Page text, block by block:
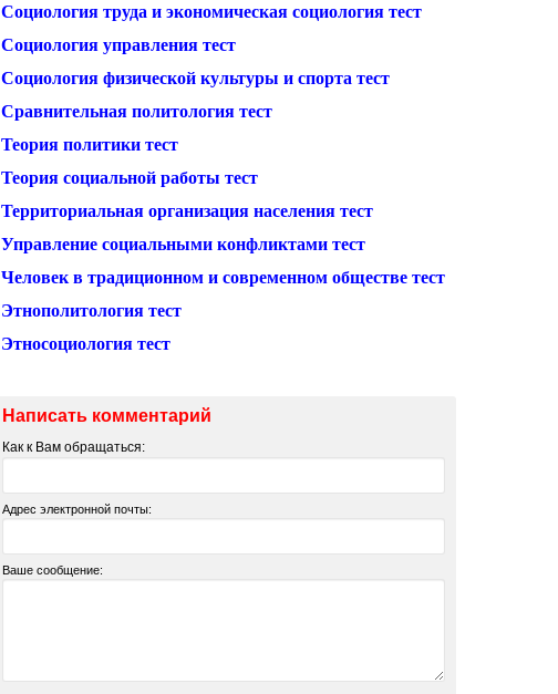
Социология труда и экономическая социология тест
Социология управления тест
Социология физической культуры и спорта тест
Сравнительная политология тест
Теория политики тест
Теория социальной работы тест
Территориальная организация населения тест
Управление социальными конфликтами тест
Человек в традиционном и современном обществе тест
Этнополитология тест
Этносоциология тест
Написать комментарий
Как к Вам обращаться:
Адрес электронной почты:
Ваше сообщение: